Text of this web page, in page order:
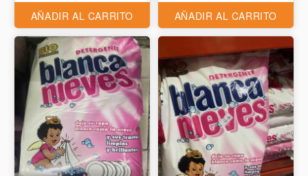
AÑADIR AL CARRITO AÑADIR AL CARRITO